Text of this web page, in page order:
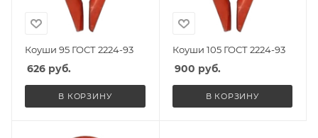
Коуши 95 ГОСТ 2224-93
626 руб.
В КОРЗИНУ
Коуши 105 ГОСТ 2224-93
900 руб.
В КОРЗИНУ